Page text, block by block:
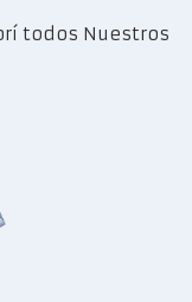
todos Nuestros